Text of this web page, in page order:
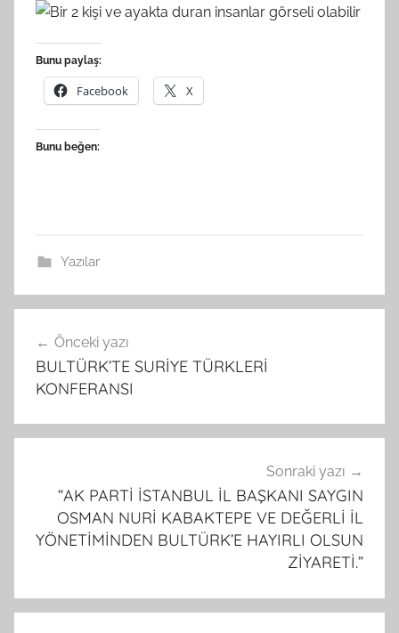
Bunu paylaş:
Facebook X
Bunu beğen:
Yazılar
gezinmesi
Önceki yazı
BULTÜRK’TE SURİYE TÜRKLERİ
KONFERANSI
Sonraki yazı
“AK PARTİ İSTANBUL İL BAŞKANI SAYGIN
OSMAN NURİ KABAKTEPE VE DEĞERLİ İL
YÖNETİMİNDEN BULTÜRK’E HAYIRLI OLSUN
ZİYARETİ.”